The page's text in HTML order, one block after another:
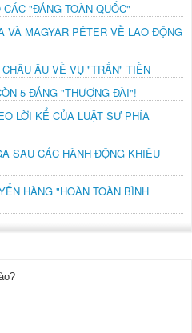
"ĐẢNG TOÀN QUỐC"
VÀ MAGYAR PÉTER VỀ LAO ĐỘNG
ÂU VỀ VỤ "TRẤN" TIỀN
5 ĐẢNG "THƯỢNG ĐÀI"!
LỜI KỂ CỦA LUẬT SƯ PHÍA
SAU CÁC HÀNH ĐỘNG KHIÊU
HÀNG "HOÀN TOÀN BÌNH